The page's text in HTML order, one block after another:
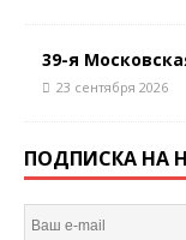
39-я
23 сентября 2026
ПОДПИСКА НА